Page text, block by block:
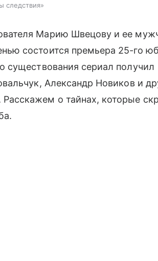
следствия»
Марию Швецову и ее
состоится премьера 25-го
существования сериал получил
Александр Новиков и
о тайнах, которые